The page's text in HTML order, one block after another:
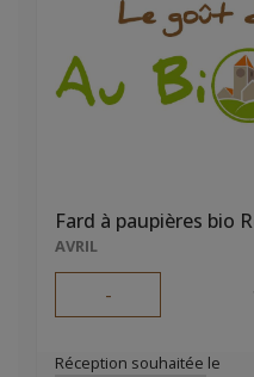
Fard à paupières bio
AVRIL
-
Réception souhaitée le